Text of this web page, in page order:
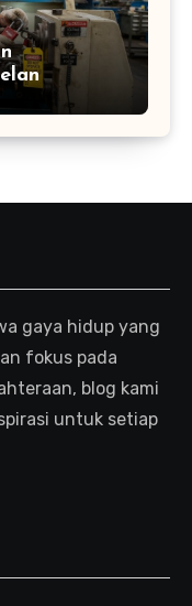
gaya hidup yang
fokus pada
blog kami
untuk setiap